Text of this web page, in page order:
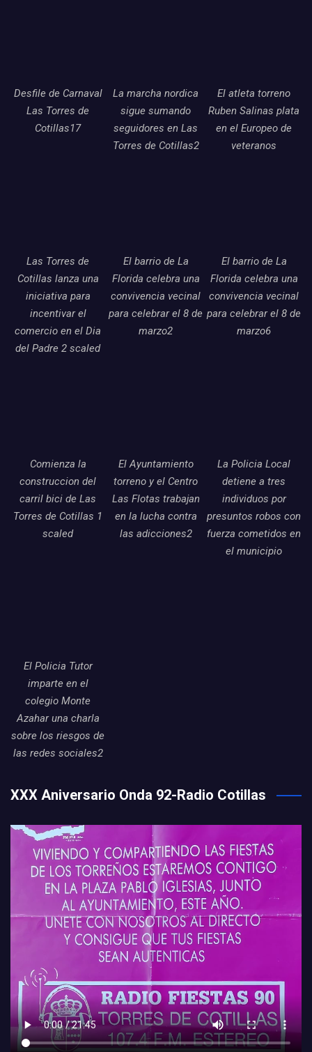
Desfile de Carnaval
Las Torres de
Cotillas17
La marcha nordica
sigue sumando
seguidores en Las
Torres de Cotillas2
El atleta torreno
Ruben Salinas plata
en el Europeo de
veteranos
Las Torres de
Cotillas lanza una
iniciativa para
incentivar el
comercio en el Dia
del Padre 2 scaled
El barrio de La
Florida celebra una
convivencia vecinal
para celebrar el 8 de
marzo2
El barrio de La
Florida celebra una
convivencia vecinal
para celebrar el 8 de
marzo6
Comienza la
construccion del
carril bici de Las
Torres de Cotillas 1
scaled
El Ayuntamiento
torreno y el Centro
Las Flotas trabajan
en la lucha contra
las adicciones2
La Policia Local
detiene a tres
individuos por
presuntos robos con
fuerza cometidos en
el municipio
El Policia Tutor
imparte en el
colegio Monte
Azahar una charla
sobre los riesgos de
las redes sociales2
XXX Aniversario Onda 92-Radio Cotillas